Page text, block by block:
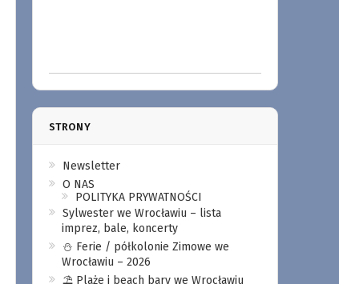
STRONY
Newsletter
O NAS
POLITYKA PRYWATNOŚCI
Sylwester we Wrocławiu – lista
imprez, bale, koncerty
⛄️ Ferie / półkolonie Zimowe we
Wrocławiu – 2026
⛱️ Plaże i beach bary we Wrocławiu